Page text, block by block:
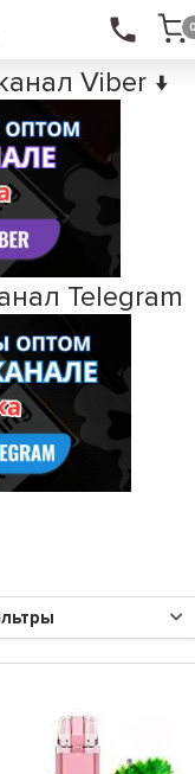
Viber ↓
Telegram